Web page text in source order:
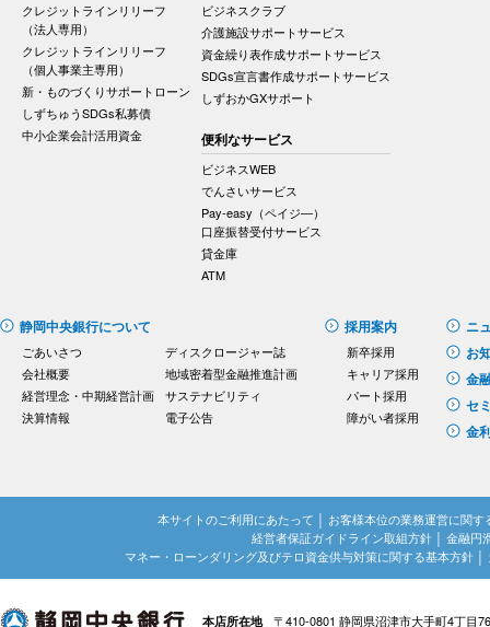
クレジットラインリリーフ
（法人専用）
クレジットラインリリーフ
（個人事業主専用）
新・ものづくりサポートローン
しずちゅうSDGs私募債
中小企業会計活用資金
ビジネスクラブ
介護施設サポートサービス
資金繰り表作成サポートサービス
SDGs宣言書作成サポートサービス
しずおかGXサポート
便利なサービス
ビジネスWEB
でんさいサービス
Pay-easy（ペイジ―）
口座振替受付サービス
貸金庫
ATM
静岡中央銀行について
ごあいさつ
会社概要
経営理念・中期経営計画
決算情報
ディスクロージャー誌
地域密着型金融推進計画
サステナビリティ
電子公告
採用案内
新卒採用
キャリア採用
パート採用
障がい者採用
ニ
お
金
セ
金
本サイトのご利用にあたって │ お客様本位の業務運営に関す
経営者保証ガイドライン取組方針│ 金融円
マネー・ローンダリング及びテロ資金供与対策に関する基本方針 │
本店所在地 〒410-0801 静岡県沼津市大手町4丁目